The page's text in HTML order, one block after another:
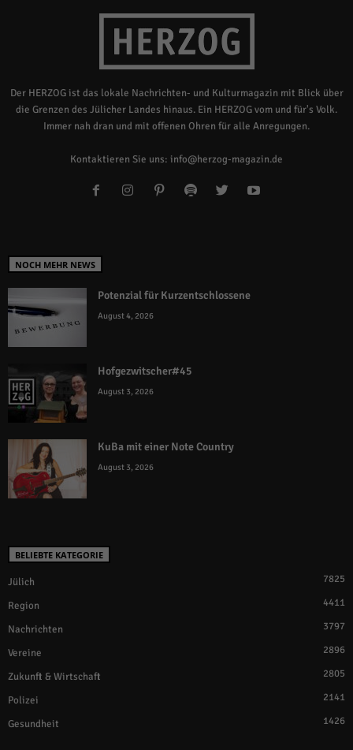
Der HERZOG ist das lokale Nachrichten- und Kulturmagazin mit Blick über
die Grenzen des Jülicher Landes hinaus. Ein HERZOG vom und für's Volk.
Immer nah dran und mit offenen Ohren für alle Anregungen.
Kontaktieren Sie uns: info@herzog-magazin.de
NOCH MEHR NEWS
Potenzial für Kurzentschlossene
August 4, 2026
Hofgezwitscher#45
August 3, 2026
KuBa mit einer Note Country
August 3, 2026
BELIEBTE KATEGORIE
Jülich 7825
Region 4411
Nachrichten 3797
Vereine 2896
Zukunft & Wirtschaft 2805
Polizei 2141
Gesundheit 1426